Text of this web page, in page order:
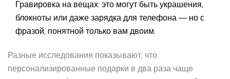
Гравировка на вещах: это могут быть украшения,
блокноты или даже зарядка для телефона — но с
фразой, понятной только вам двоим.
Разные исследования показывают, что
персонализированные подарки в два раза чаще